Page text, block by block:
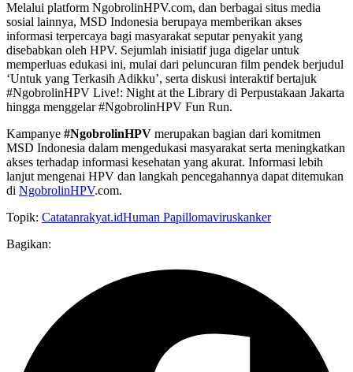
Melalui platform NgobrolinHPV.com, dan berbagai situs media
sosial lainnya, MSD Indonesia berupaya memberikan akses
informasi terpercaya bagi masyarakat seputar penyakit yang
disebabkan oleh HPV. Sejumlah inisiatif juga digelar untuk
memperluas edukasi ini, mulai dari peluncuran film pendek berjudul
‘Untuk yang Terkasih Adikku’, serta diskusi interaktif bertajuk
#NgobrolinHPV Live!: Night at the Library di Perpustakaan Jakarta
hingga menggelar #NgobrolinHPV Fun Run.
Kampanye #NgobrolinHPV merupakan bagian dari komitmen
MSD Indonesia dalam mengedukasi masyarakat serta meningkatkan
akses terhadap informasi kesehatan yang akurat. Informasi lebih
lanjut mengenai HPV dan langkah pencegahannya dapat ditemukan
di NgobrolinHPV.com.
Topik: Catatanrakyat.idHuman Papillomaviruskanker
Bagikan: